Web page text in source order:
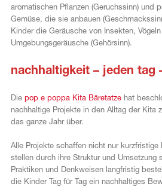
aromatischen Pflanzen (Geruchssinn) und
Gemüse, die sie anbauen
Kinder die Geräusche von Insekten,
Umgebungsgeräusche (Gehörsinn).
nachhaltigkeit – jeden tag
Die pop e poppa Kita Bäretatzehat
nachhaltige Projekte in den Alltag der Kita
das ganze Jahr über.
Alle Projekte schaffen nicht nur kurzfristige
stellen durch ihre Struktur und Umsetzung
Praktiken und Denkweisen langfristig
die Kinder Tag für Tag ein nachhaltiges